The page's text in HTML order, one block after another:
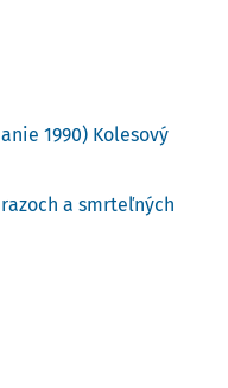
1990) Kolesový
a smrteľných